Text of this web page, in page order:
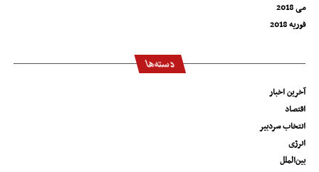
می 2018
فوریه 2018
دسته‌ها
آخرین اخبار
اقتصاد
انتخاب سردبیر
انرژی
بین‌الملل